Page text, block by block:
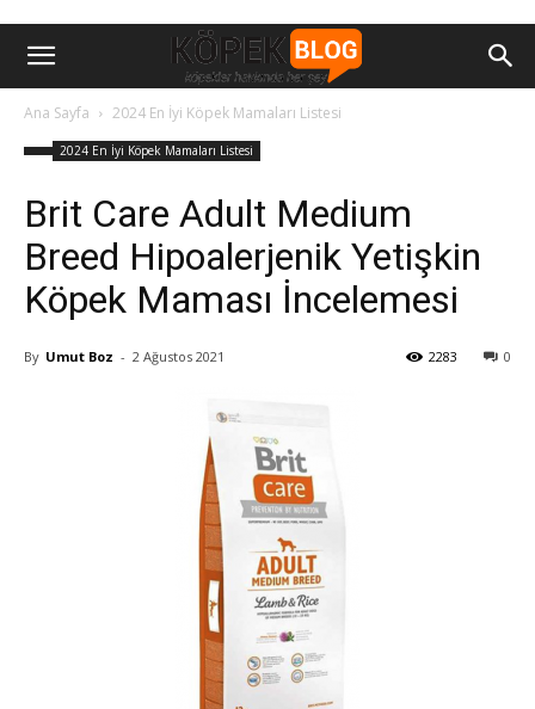
Ana Sayfa 2024 En İyi Köpek Mamaları Listesi
2024 En İyi Köpek Mamaları Listesi
Brit Care Adult Medium
Breed Hipoalerjenik Yetişkin
Köpek Maması İncelemesi
By Umut Boz - 2 Ağustos 2021 0
2283